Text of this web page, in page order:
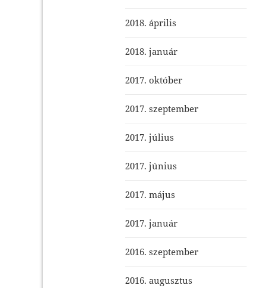
2018. április
2018. január
2017. október
2017. szeptember
2017. július
2017. június
2017. május
2017. január
2016. szeptember
2016. augusztus